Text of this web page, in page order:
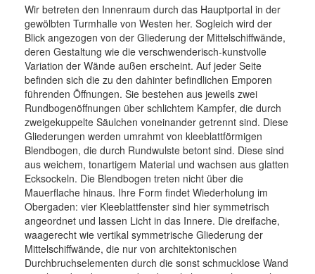
Geschichte
Geschichtliche Dokumente
Bauwerk
Ausstattung
Apostelaltar
Der Dänische Prinz
Links
Wegweiser
Feedback
Impressum
Wir betreten den Innenraum durch das Hauptportal in der
gewölbten Turmhalle von Westen her. Sogleich wird der
Blick angezogen von der Gliederung der Mittelschiffwände,
deren Gestaltung wie die verschwenderisch-kunstvolle
Variation der Wände außen erscheint. Auf jeder Seite
befinden sich die zu den dahinter befindlichen Emporen
führenden Öffnungen. Sie bestehen aus jeweils zwei
Rundbogenöffnungen über schlichtem Kampfer, die durch
zweigekuppelte Säulchen voneinander getrennt sind. Diese
Gliederungen werden umrahmt von kleeblattförmigen
Blendbogen, die durch Rundwulste betont sind. Diese sind
aus weichem, tonartigem Material und wachsen aus glatten
Ecksockeln. Die Blendbogen treten nicht über die
Mauerflache hinaus. Ihre Form findet Wiederholung im
Obergaden: vier Kleeblattfenster sind hier symmetrisch
angeordnet und lassen Licht in das Innere. Die dreifache,
waagerecht wie vertikal symmetrische Gliederung der
Mittelschiffwände, die nur von architektonischen
Durchbruchselementen durch die sonst schmucklose Wand